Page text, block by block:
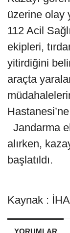
üzerine olay
112 Acil
ekipleri,
yitirdiğini
araçta
Hastanesi’ne
Jandarma
alırken,
başlatıldı.
Kaynak : İHA